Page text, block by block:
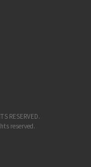
どを解説
コミと併せて紹介
方法を解説
RESERVED.
reserved.